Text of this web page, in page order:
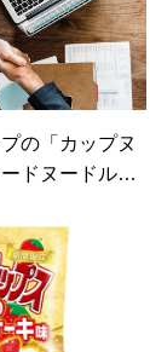
の「カップヌ
ドヌードル」